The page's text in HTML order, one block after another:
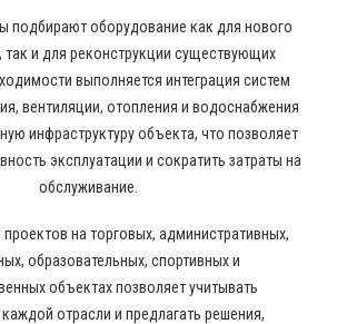
подбирают оборудование как для нового
так и для реконструкции существующих
выполняется интеграция систем
вентиляции, отопления и водоснабжения
инфраструктуру объекта, что позволяет
эксплуатации и сократить затраты на
обслуживание.
на торговых, административных,
образовательных, спортивных и
объектах позволяет учитывать
отрасли и предлагать решения,